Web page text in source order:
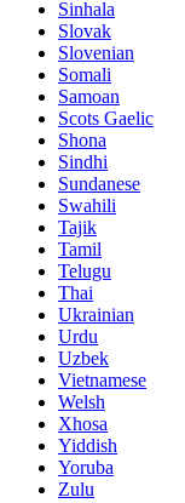
Sinhala
Slovak
Slovenian
Somali
Samoan
Scots Gaelic
Shona
Sindhi
Sundanese
Swahili
Tajik
Tamil
Telugu
Thai
Ukrainian
Urdu
Uzbek
Vietnamese
Welsh
Xhosa
Yiddish
Yoruba
Zulu